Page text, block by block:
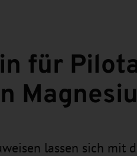
für
lassen sich mit